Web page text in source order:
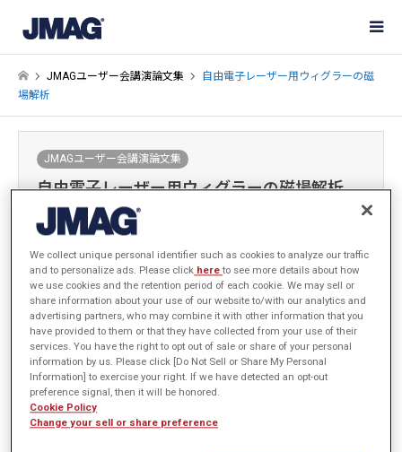
JMAGユーザー会講演論文集
自由電子レーザー用ウィグラーの磁
場解析
JMAGユーザー会講演論文集
自由電子レーザー用ウィグラーの磁場解析
1997-02-19
大阪産業大学 綱脇 恵章
概要
自由電子レーザー（Free Electron Laser [FEL]) は、光速度に近い相対論
We collect unique personal identifier such as cookies to analyze our traffic
and to personalize ads. Please click hereto see more details about how
we use cookies and the retention period of each cookie. We may sell or
share information about your use of our website to/with our analytics and
advertising partners, who may combine it with other information that you
have provided to them or that they have collected from your use of their
services. You have the right to opt out of sale or share of your personal
information by us. Please click [Do Not Sell or Share My Personal
Information] to exercise your right. If we have detected an opt-out
preference signal, then it will be honored.
Cookie Policy
Change your sell or share preference